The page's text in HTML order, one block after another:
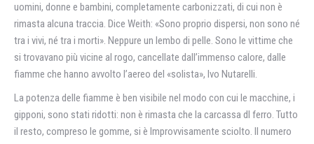
uomini, donne e bambini, completamente carbonizzati, di cui non è
rimasta alcuna traccia. Dice Weith: «Sono proprio dispersi, non sono né
tra i vivi, né tra i morti». Neppure un lembo di pelle. Sono le vittime che
si trovavano più vicine al rogo, cancellate dall’immenso calore, dalle
fiamme che hanno avvolto l’aereo del «solista», Ivo Nutarelli.
La potenza delle fiamme è ben visibile nel modo con cui le macchine, i
gipponi, sono stati ridotti: non è rimasta che la carcassa dl ferro. Tutto
il resto, compreso le gomme, si è Improvvisamente sciolto. Il numero